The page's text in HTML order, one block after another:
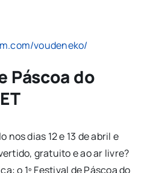
voudeneko/
Páscoa do
nos dias 12 e 13 de abril e
gratuito e ao ar livre?
o 1º Festival de Páscoa do